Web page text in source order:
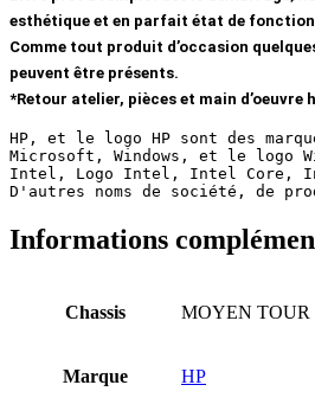
esthétique et en parfait état de
Comme tout produit d’occasion
peuvent être présents.
*Retour atelier, pièces et main d’oeuvre
HP, et le logo HP sont des
Microsoft, Windows, et le logo
Intel, Logo Intel, Intel Core,
D'autres noms de société, de
Informations
Chassis MOYEN TOUR
Marque HP